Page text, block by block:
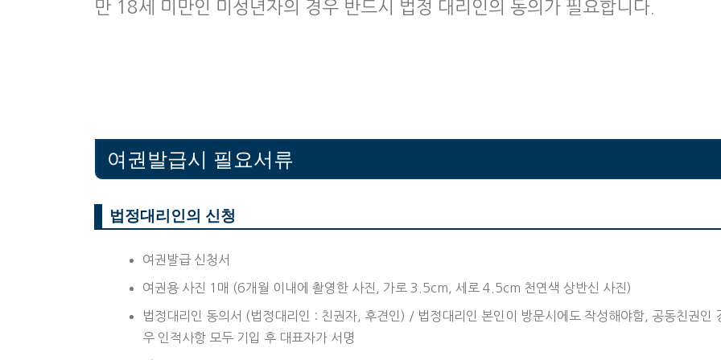
만 18세 미만인 미성년자의 경우 반드시 법정 대리인의 동의가 필요합니다.
여권발급시 필요서류
법정대리인의 신청
여권발급 신청서
여권용 사진 1매 (6개월 이내에 촬영한 사진, 가로 3.5cm, 세로 4.5cm 천연색 상반신 사진)
법정대리인 동의서 (법정대리인 : 친권자, 후견인) / 법정대리인 본인이 방문시에도 작성해야함, 공동친권인
우 인적사항 모두 기입 후 대표자가 서명